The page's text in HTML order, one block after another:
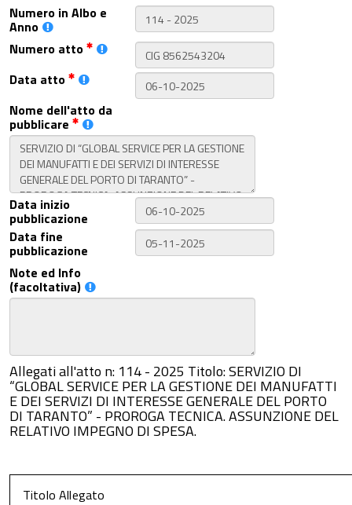
Numero in Albo e
Anno
Numero atto
Data atto
Nome dell'atto da
pubblicare
Data inizio
pubblicazione
Data fine
pubblicazione
Note ed Info
(facoltativa)
Allegati all'atto n: 114 - 2025 Titolo: SERVIZIO DI
“GLOBAL SERVICE PER LA GESTIONE DEI MANUFATTI
E DEI SERVIZI DI INTERESSE GENERALE DEL PORTO
DI TARANTO” - PROROGA TECNICA. ASSUNZIONE DEL
RELATIVO IMPEGNO DI SPESA.
Titolo Allegato